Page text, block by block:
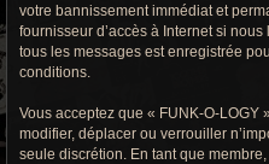
votre bannissement immédiat et
fournisseur d’accès à Internet si
tous les messages est enregistrée
conditions.
Vous acceptez que « FUNK-O-LOGY
modifier, déplacer ou verrouiller
seule discrétion. En tant que